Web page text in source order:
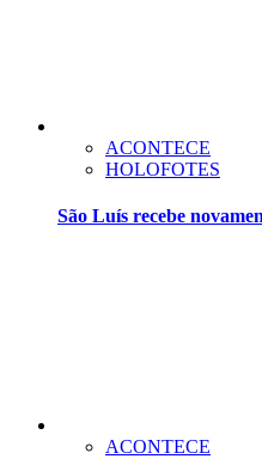
ACONTECE
HOLOFOTES
São Luís recebe
ACONTECE